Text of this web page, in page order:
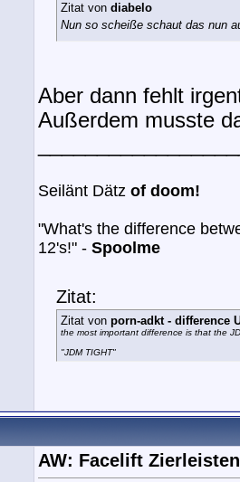
Zitat von diabelo
Nun so scheiße schaut das nun
Aber dann fehlt
Außerdem musste
Seilänt Dätz of doom!
"What's the difference
12's!" - Spoolme
Zitat:
Zitat von porn-adkt - difference
the most important difference is that the
"JDM TIGHT"
AW: Facelift